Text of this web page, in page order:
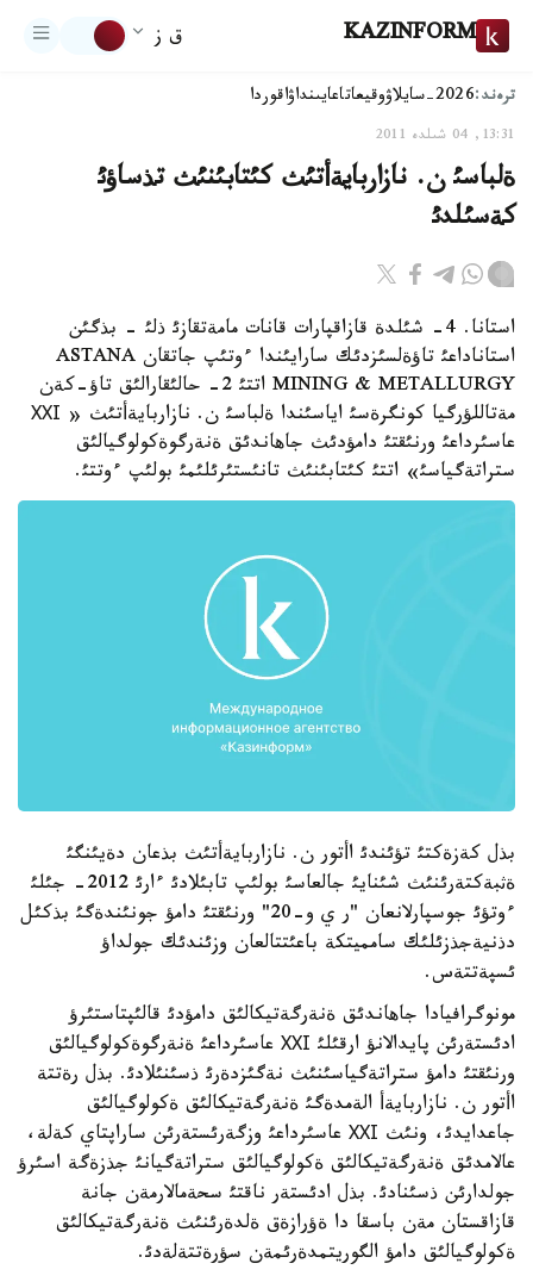
KAZINFORM ق ز
ترەند:2026-سايلاۋ وقيعاتاعايىنداۋاقوردا
13:31, 04 شىلدە 2011
ةلباسئ ن. نازاربايةأتئث كئتابئنئث تذساؤئ
كةسئلدئ
استانا. 4- شئلدة قازاقپارات قانات مامةتقازئ ذلئ - بذگئن
استاناداعئ تاؤةلسئزدئك سارايئندا ءوتئپ جاتقان ASTANA
MINING & METALLURGY اتتئ 2- حالئقارالئق تاؤ-كةن
مةتاللؤرگيا كونگرةسئ اياسئندا ةلباسئ ن. نازاربايةأتئث « ХХІ
عاسئرداعئ ورنئقتئ دامؤدئث جاهاندئق ةنةرگوةكولوگيالئق
ستراتةگياسئ» اتتئ كئتابئنئث تانئستئرئلئمئ بولئپ ءوتتئ.
بذل كةزةكتئ تؤئندئ اأتور ن. نازاربايةأتئث بذعان دةيئنگئ
ةثبةكتةرئنئث شئنايئ جالعاسئ بولئپ تابئلادئ ءارئ 2012- جئلئ
ءوتؤئ جوسپارلانعان "ر ي و-20" ورنئقتئ دامؤ جونئندةگئ بذكئل
دذنيةجذزئلئك سامميتكة باعئتتالعان وزئندئك جولداؤ
ئسپةتتةس.
مونوگرافيادا جاهاندئق ةنةرگةتيكالئق دامؤدئ قالئپتاستئرؤ
ادئستةرئن پايدالانؤ ارقئلئ ХХІ عاسئرداعئ ةنةرگوةكولوگيالئق
ورنئقتئ دامؤ ستراتةگياسئنئث نةگئزدةرئ ذسئنئلادئ. بذل رةتتة
اأتور ن. نازاربايةأ الةمدةگئ ةنةرگةتيكالئق ةكولوگيالئق
جاعدايدئ، ونئث ХХІ عاسئرداعئ وزگةرئستةرئن ساراپتاي كةلة،
عالامدئق ةنةرگةتيكالئق ةكولوگيالئق ستراتةگيانئ جذزةگة اسئرؤ
جولدارئن ذسئنادئ. بذل ادئستةر ناقتئ سحةمالارمةن جانة
قازاقستان مةن باسقا دا ةؤرازةق ةلدةرئنئث ةنةرگةتيكالئق
ةكولوگيالئق دامؤ الگوريتمدةرئمةن سؤرةتتةلةدئ.